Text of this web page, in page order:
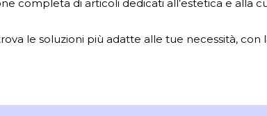
completa di articoli dedicati all’estetica e alla
le soluzioni più adatte alle tue necessità, con